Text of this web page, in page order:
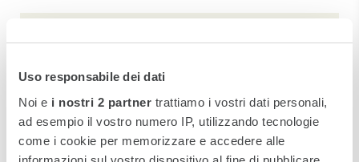
Uso responsabile dei dati
Noi e i nostri 2 partner trattiamo i vostri dati personali,
ad esempio il vostro numero IP, utilizzando tecnologie
come i cookie per memorizzare e accedere alle
Le Maschere, un ristorante romantico nel pieno centro di Venezia,
che propone specialità di terra e mare.
Un Lounge Bar affacciato sul canale, perfetto per godersi uno
Spritz serale.